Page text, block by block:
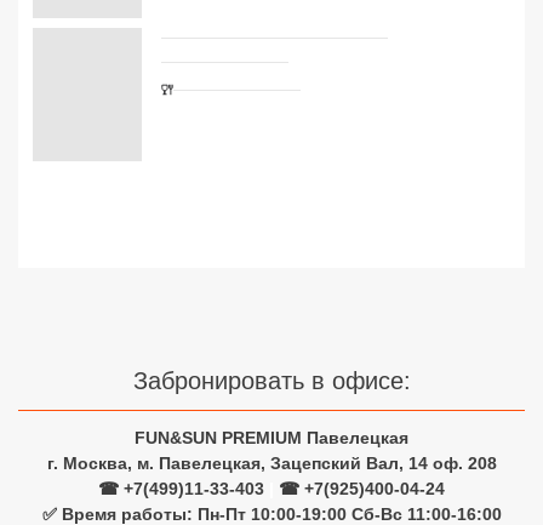
Забронировать в офисе:
FUN&SUN PREMIUM Павелецкая
г. Москва, м. Павелецкая, Зацепский Вал, 14 оф. 208
☎ +7(499)11-33-403
☎ +7(925)400-04-24
✅ Время работы: Пн-Пт 10:00-19:00 Сб-Вс 11:00-16:00
Сетевые отели Турции
Сетевые отели Мальдив
Сетевые отели Бали
Сетевые отели Сейшел